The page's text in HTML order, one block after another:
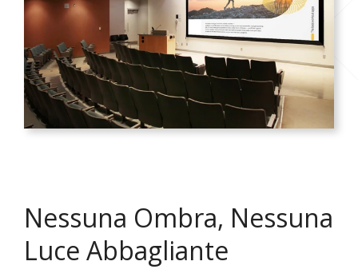
Nessuna Ombra, Nessuna
Luce Abbagliante